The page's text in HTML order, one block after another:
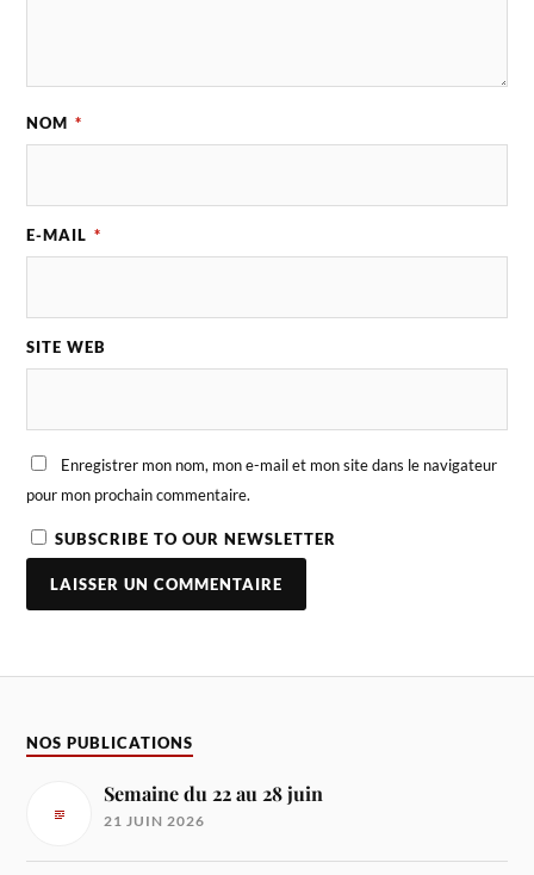
NOM *
E-MAIL *
SITE WEB
Enregistrer mon nom, mon e-mail et mon site dans le navigateur
pour mon prochain commentaire.
SUBSCRIBE TO OUR NEWSLETTER
NOS PUBLICATIONS
Semaine du 22 au 28 juin
21 JUIN 2026